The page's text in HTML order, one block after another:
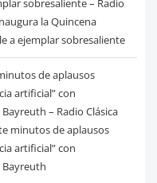
sobresaliente – Radio
la Quincena
a ejemplar sobresaliente
de aplausos
artificial” con
– Radio Clásica
minutos de aplausos
artificial” con